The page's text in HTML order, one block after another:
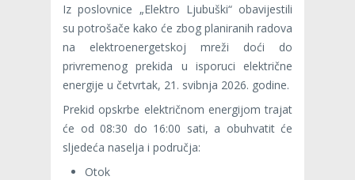
Iz poslovnice „Elektro Ljubuški“ obavijestili
su potrošače kako će zbog planiranih radova
na elektroenergetskoj mreži doći do
privremenog prekida u isporuci električne
energije u četvrtak, 21. svibnja 2026. godine.
Prekid opskrbe električnom energijom trajat
će od 08:30 do 16:00 sati, a obuhvatit će
sljedeća naselja i područja:
Otok